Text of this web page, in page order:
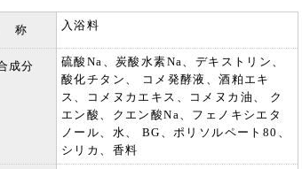
称 入浴料
成分
硫酸Na、炭酸水素Na、デキストリン、
酸化チタン、 コメ発酵液、酒粕エキ
ス、コメヌカエキス、コメヌカ油、 ク
エン酸、クエン酸Na、フェノキシエタ
ノール、水、 BG、ポリソルペート80、
シリカ、香料